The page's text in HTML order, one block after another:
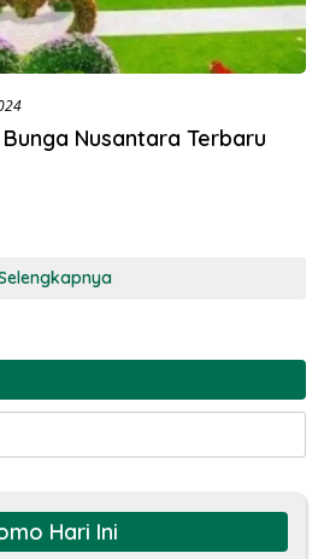
Nusantara Terbaru
Hari Ini